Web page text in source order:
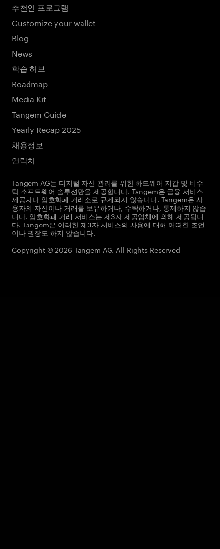
추천인 프로그램
Customize your wallet
Blog
News
학습 허브
Roadmap
Media Kit
Tangem Guide
Yearly Recap 2025
채용정보
연락처
Tangem AG는 디지털 자산 관리를 위한 하드웨어 지갑 및 비수
탁 소프트웨어 솔루션만을 제공합니다. Tangem은 금융 서비스
제공자나 암호화폐 거래소로 규제되지 않습니다. Tangem은 사
용자의 자산이나 거래를 보유하거나, 수탁하거나, 통제하지 않습
니다. 암호화폐 거래 서비스는 제3자 제공업체에 의해 제공됩니
다. Tangem은 이러한 제3자 서비스의 사용에 대해 어떠한 조언
이나 권장도 하지 않습니다.